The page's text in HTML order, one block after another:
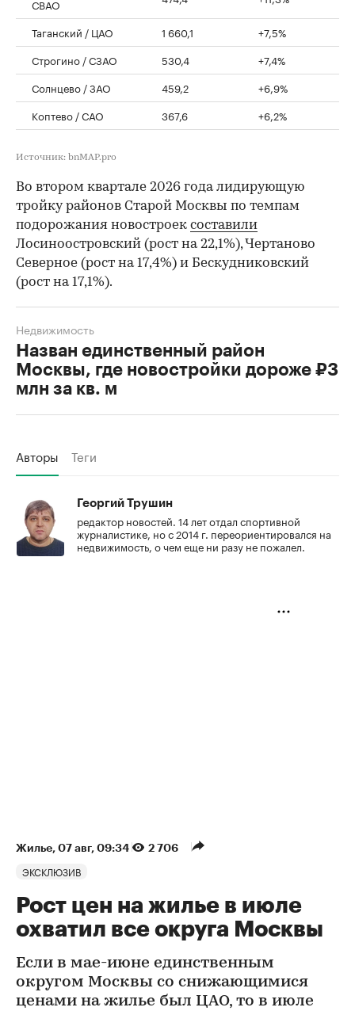
СВАО
Таганский / ЦАО 1 660,1
+7,5%
Строгино / СЗАО
530,4
+7,4%
Солнцево / ЗАО
459,2
+6,9%
Коптево / САО
367,6 +6,2%
Источник: bnMAP.pro
Во втором квартале 2026 года лидирующую
тройку районов Старой Москвы по темпам
подорожания новостроек составили
Лосиноостровский (рост на 22,1%), Чертаново
Северное (рост на 17,4%) и Бескудниковский
(рост на 17,1%).
Назван единственный район
Москвы, где новостройки дороже ₽3
млн за кв. м
Недвижимость
Авторы Теги
Георгий Трушин
редактор новостей. 14 лет отдал спортивной
журналистике, но с 2014 г. переориентировался на
недвижимость, о чем еще ни разу не пожалел.
Жилье⁠, 07 авг, 09:34 2 706
ЭКСКЛЮЗИВ
Рост цен на жилье в июле
охватил все округа Москвы
Если в мае-июне единственным
округом Москвы со снижающимися
ценами на жилье был ЦАО, то в июле